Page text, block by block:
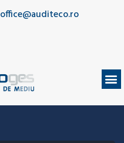
office@auditeco.ro